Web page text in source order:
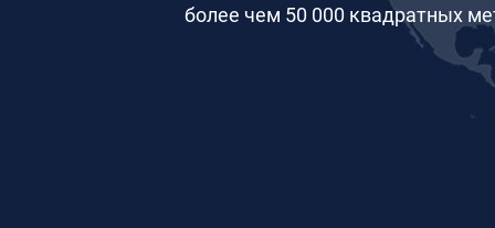
более чем 50 000 квадратных